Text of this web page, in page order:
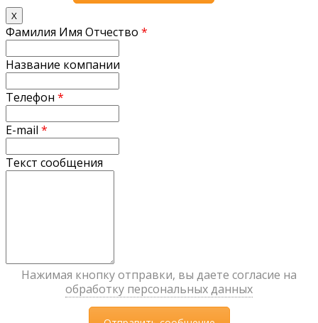
X
Фамилия Имя Отчество *
Название компании
Телефон *
E-mail *
Текст сообщения
Нажимая кнопку отправки, вы даете согласие на
обработку персональных данных